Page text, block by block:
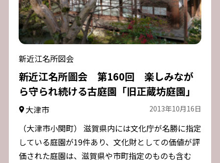
新近江名所図会
新近江名所圖会 第160回 楽しみなが
ら守られ続ける古庭園「旧正蔵坊庭園」
大津市 2013年10月16日
（大津市小関町） 滋賀県内には文化庁が名勝に指定
している庭園が19件あり、文化財としての価値が評
価された庭園は、滋賀県や市町指定のものも含む